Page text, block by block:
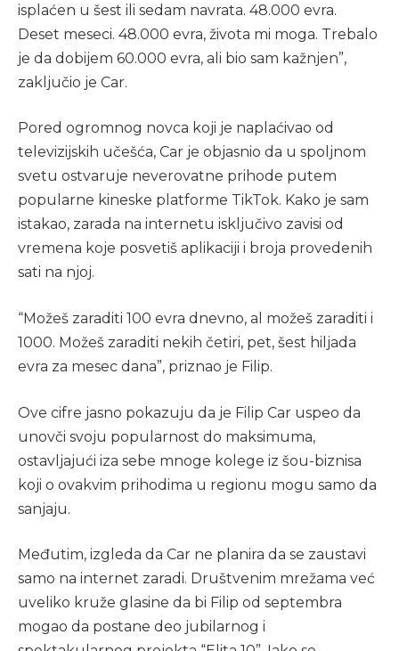
isplaćen u šest ili sedam navrata. 48.000 evra.
Deset meseci. 48.000 evra, života mi moga. Trebalo
je da dobijem 60.000 evra, ali bio sam kažnjen”,
zaključio je Car.
Pored ogromnog novca koji je naplaćivao od
televizijskih učešća, Car je objasnio da u spoljnom
svetu ostvaruje neverovatne prihode putem
popularne kineske platforme TikTok. Kako je sam
istakao, zarada na internetu isključivo zavisi od
vremena koje posvetiš aplikaciji i broja provedenih
sati na njoj.
“Možeš zaraditi 100 evra dnevno, al možeš zaraditi i
1000. Možeš zaraditi nekih četiri, pet, šest hiljada
evra za mesec dana”, priznao je Filip.
Ove cifre jasno pokazuju da je Filip Car uspeo da
unovči svoju popularnost do maksimuma,
ostavljajući iza sebe mnoge kolege iz šou-biznisa
koji o ovakvim prihodima u regionu mogu samo da
sanjaju.
Međutim, izgleda da Car ne planira da se zaustavi
samo na internet zaradi. Društvenim mrežama već
uveliko kruže glasine da bi Filip od septembra
mogao da postane deo jubilarnog i